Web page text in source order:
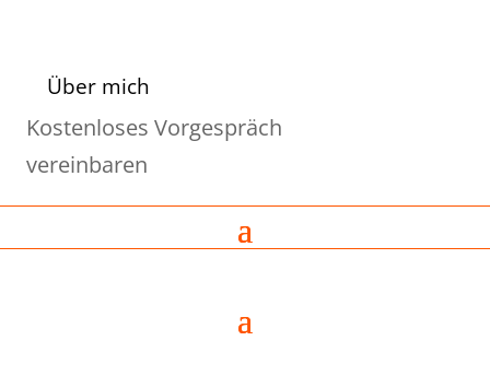
Über mich
Kostenloses Vorgespräch
vereinbaren